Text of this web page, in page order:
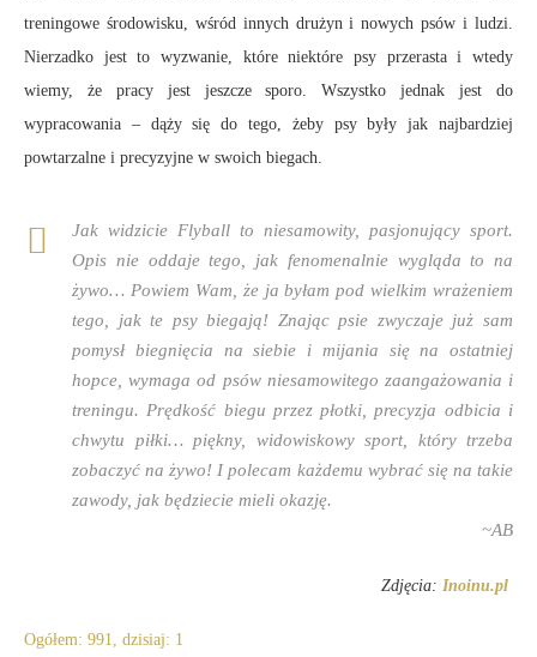
treningowe środowisku, wśród innych drużyn i nowych psów i ludzi.
Nierzadko jest to wyzwanie, które niektóre psy przerasta i wtedy
wiemy, że pracy jest jeszcze sporo. Wszystko jednak jest do
wypracowania – dąży się do tego, żeby psy były jak najbardziej
powtarzalne i precyzyjne w swoich biegach.
Jak widzicie Flyball to niesamowity, pasjonujący sport.
Opis nie oddaje tego, jak fenomenalnie wygląda to na
żywo… Powiem Wam, że ja byłam pod wielkim wrażeniem
tego, jak te psy biegają! Znając psie zwyczaje już sam
pomysł biegnięcia na siebie i mijania się na ostatniej
hopce, wymaga od psów niesamowitego zaangażowania i
treningu. Prędkość biegu przez płotki, precyzja odbicia i
chwytu piłki… piękny, widowiskowy sport, który trzeba
zobaczyć na żywo! I polecam każdemu wybrać się na takie
zawody, jak będziecie mieli okazję.
~AB
Zdjęcia: Inoinu.pl
Ogółem: 991, dzisiaj: 1